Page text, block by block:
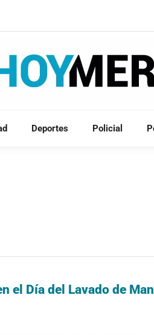
Deportes Policial
el Día del Lavado de